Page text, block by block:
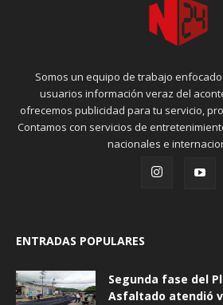
Somos un equipo de trabajo
usuarios información veraz del
ofrecemos publicidad para tu servicio,
Contamos con servicios de
nacionales e
ENTRADAS POPULARES
Segunda fase del
Asfaltado atendió